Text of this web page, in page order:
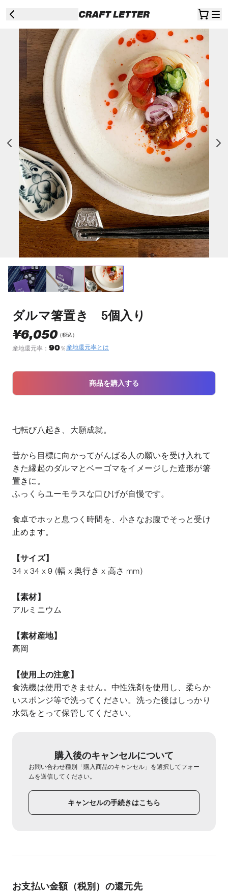
ダルマ箸置き 5個入り
¥6,050（税込）
産地還元率： 90％ 産地還元率とは
商品を購入する
七転び八起き、大願成就。
昔から目標に向かってがんばる人の願いを受け入れて
きた縁起のダルマとベーゴマをイメージした造形が箸
置きに。
ふっくらユーモラスな口ひげが自慢です。
食卓でホッと息つく時間を、小さなお腹でそっと受け
止めます。
【サイズ】
34 x 34 x 9 (幅 x 奥行き x 高さ mm)
【素材】
アルミニウム
【素材産地】
高岡
【使用上の注意】
食洗機は使用できません。中性洗剤を使用し、柔らか
いスポンジ等で洗ってください。洗った後はしっかり
水気をとって保管してください。
購入後のキャンセルについて
お問い合わせ種別「購入商品のキャンセル」を選択してフォー
ムを送信してください。
キャンセルの手続きはこちら
お支払い金額（税別）の還元先